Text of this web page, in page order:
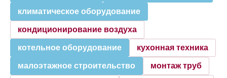
климатическое оборудование
кондиционирование воздуха
котельное оборудование кухонная техника
малоэтажное строительство монтаж труб